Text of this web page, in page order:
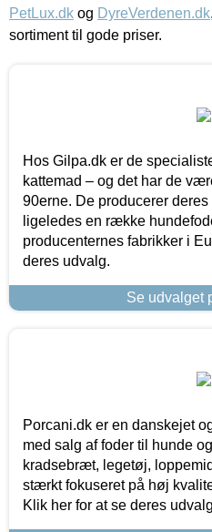
PetLux.dk og DyreVerdenen.dk
sortiment til gode priser.
Hos Gilpa.dk er de
kattemad – og det har de
90erne. De producerer
ligeledes en række
producenternes fabrikker i
deres udvalg.
Se udvalget
Porcani.dk er en danskejet
med salg af foder til hunde
kradsebræt, legetøj,
stærkt fokuseret på høj
Klik her for at se deres